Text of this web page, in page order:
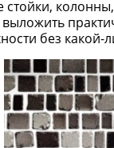
стойки,
без какой-